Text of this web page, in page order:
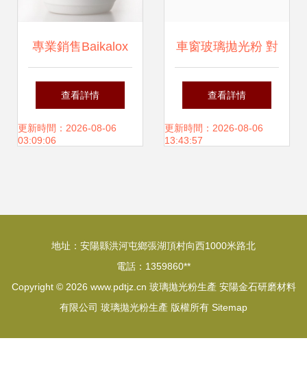
專業銷售Baikalox
0.05CR拋光粉 精
細拋光與玻璃拋光
查看詳情
更新時間：2026-08-06
03:09:06
車窗玻璃拋光粉 對
抗頑固油膜，是真
利器還是偽概念？
查看詳情
更新時間：2026-08-06
13:43:57
地址：安陽縣洪河屯鄉張湖頂村向西1000米路北
電話：1359860**
Copyright © 2026 www.pdtjz.cn 玻璃拋光粉生產 安陽金石研磨材料
有限公司 玻璃拋光粉生產 版權所有 Sitemap